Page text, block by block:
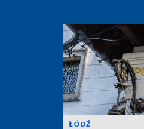
ŁÓDŹ